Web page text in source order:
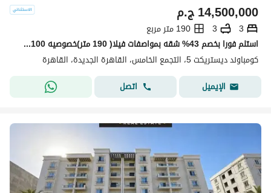
ج.م14,500,000
3
3
190 متر مربع
استلم فورا بخصم 43% شقه بمواصفات فيلا( 190 متر)خصوصيه 100% للبيع في ديستريكت 5 - District 5 التجمع الخامس دقائق من ميفيدا وهايد بارك وماونتن فيو
كومباوند ديستريكت 5، التجمع الخامس، القاهرة الجديدة، القاهرة
الإيميل
اتصل